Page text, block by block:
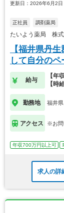
更新日：2026年6月2日
正社員 調剤薬局
たいよう薬局 株式
【福井県丹
して自分のペ
給与
【年
【時
勤務地 福井
アクセス ※お問
年収700万円以上可
求人の詳